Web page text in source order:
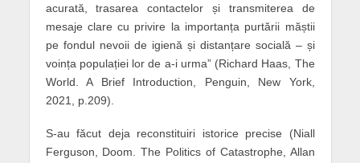
acurată, trasarea contactelor și transmiterea de
mesaje clare cu privire la importanța purtării măștii
pe fondul nevoii de igienă și distanțare socială – și
voința populației lor de a-i urma” (Richard Haas, The
World. A Brief Introduction, Penguin, New York,
2021, p.209).
S-au făcut deja reconstituiri istorice precise (Niall
Ferguson, Doom. The Politics of Catastrophe, Allan